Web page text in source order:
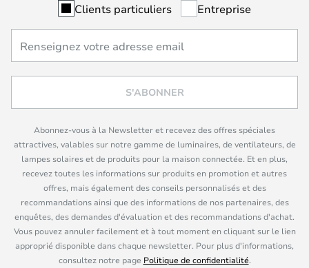
Clients particuliers Entreprise
S'ABONNER
Abonnez-vous à la Newsletter et recevez des offres spéciales
attractives, valables sur notre gamme de luminaires, de ventilateurs, de
lampes solaires et de produits pour la maison connectée. Et en plus,
recevez toutes les informations sur produits en promotion et autres
offres, mais également des conseils personnalisés et des
recommandations ainsi que des informations de nos partenaires, des
enquêtes, des demandes d'évaluation et des recommandations d'achat.
Vous pouvez annuler facilement et à tout moment en cliquant sur le lien
approprié disponible dans chaque newsletter. Pour plus d'informations,
consultez notre page Politique de confidentialité.